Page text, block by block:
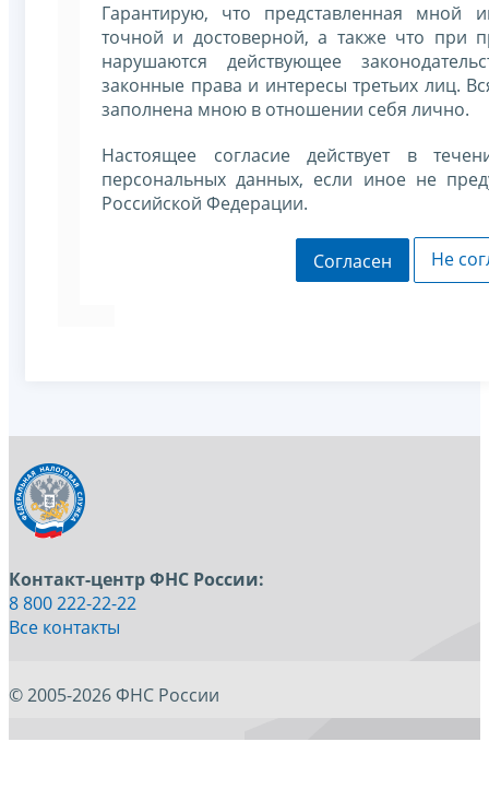
Гарантирую, что представленная мной
точной и достоверной, а также что при
нарушаются действующее
законные права и интересы третьих лиц.
заполнена мною в отношении себя лично.
Настоящее согласие действует в
персональных данных, если иное не
Российской Федерации.
Согласен Не
Контакт-центр ФНС России:
8 800 222-22-22
Все контакты
© 2005-2026 ФНС России